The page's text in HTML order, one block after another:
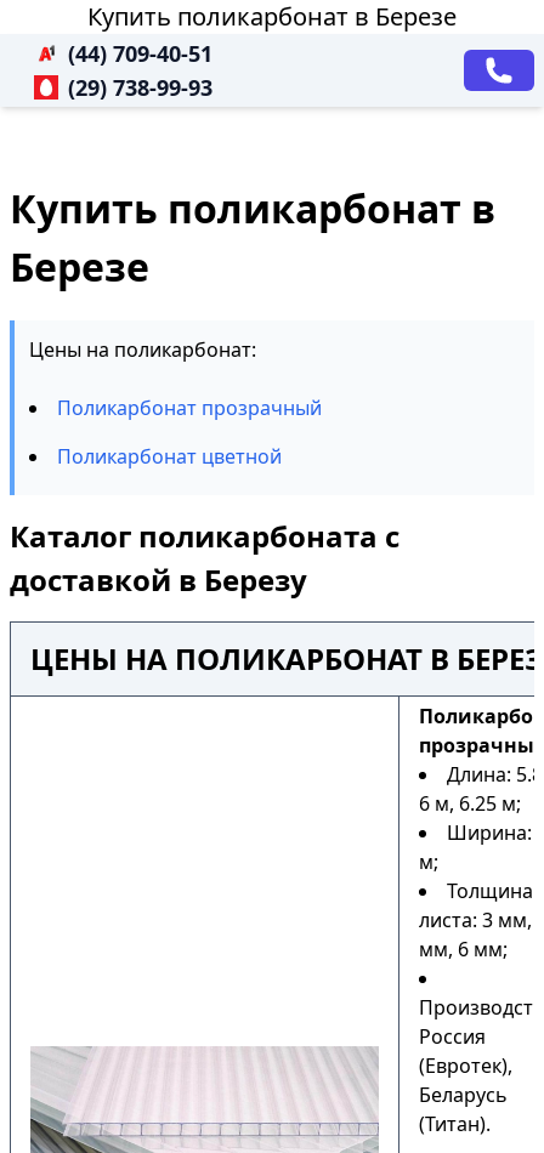
Купить поликарбонат в Березе
(44) 709-40-51
(29) 738-99-93
Купить поликарбонат в
Березе
Цены на поликарбонат:
Поликарбонат прозрачный
Поликарбонат цветной
Каталог поликарбоната с
доставкой в Березу
ЦЕНЫ НА ПОЛИКАРБОНАТ В
Длина:
6 м, 6.25 м;
Ширина:
м;
Толщина
листа: 3 мм,
мм, 6 мм;
Россия
(Евротек),
Беларусь
(Титан).